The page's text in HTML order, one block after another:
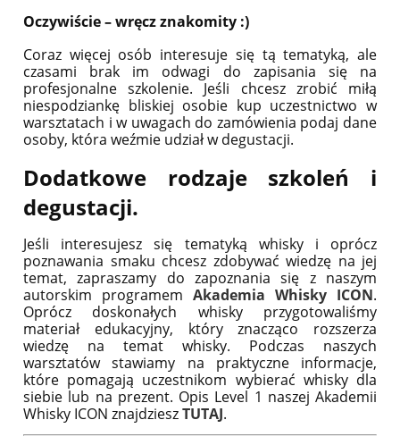
Oczywiście – wręcz znakomity :)
Coraz więcej osób interesuje się tą tematyką, ale
czasami brak im odwagi do zapisania się na
profesjonalne szkolenie. Jeśli chcesz zrobić miłą
niespodziankę bliskiej osobie kup uczestnictwo w
warsztatach i w uwagach do zamówienia podaj dane
osoby, która weźmie udział w degustacji.
Dodatkowe rodzaje szkoleń i
degustacji.
Jeśli interesujesz się tematyką whisky i oprócz
poznawania smaku chcesz zdobywać wiedzę na jej
temat, zapraszamy do zapoznania się z naszym
autorskim programem Akademia Whisky ICON.
Oprócz doskonałych whisky przygotowaliśmy
materiał edukacyjny, który znacząco rozszerza
wiedzę na temat whisky. Podczas naszych
warsztatów stawiamy na praktyczne informacje,
które pomagają uczestnikom wybierać whisky dla
siebie lub na prezent. Opis Level 1 naszej Akademii
Whisky ICON znajdzieszTUTAJ.